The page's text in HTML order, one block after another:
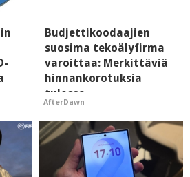
Budjettikoodaajien
suosima tekoälyfirma
varoittaa: Merkittäviä
hinnankorotuksia
tulossa
AfterDawn